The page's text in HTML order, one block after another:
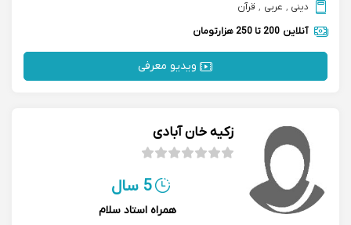
دینی , عربی , قرآن
آنلاین 200 تا 250 هزارتومان
ویدیو معرفی
زکیه خان آبادی
5 سال
همراه استاد سلام